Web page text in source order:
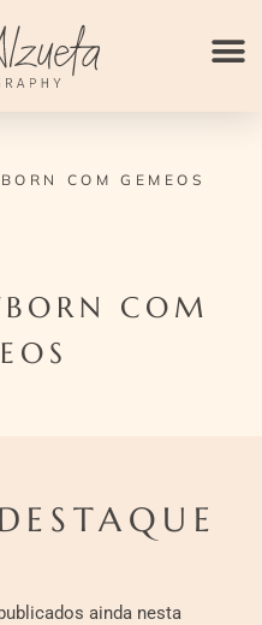
COM GEMEOS
COM
ainda nesta